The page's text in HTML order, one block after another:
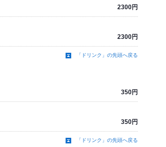
2300円
2300円
「ドリンク」の先頭へ戻る
350円
350円
「ドリンク」の先頭へ戻る